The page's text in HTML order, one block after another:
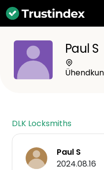
Paul S
DLK Locksmiths
Paul S
2024.08.16